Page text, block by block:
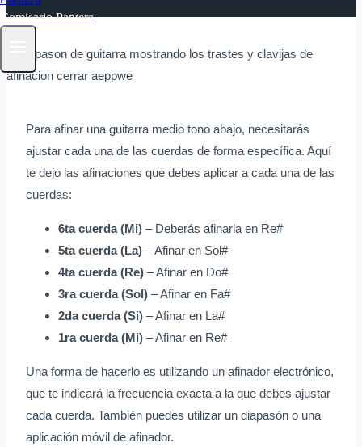
Comisario Pantera
Para afinar una guitarra medio tono abajo, necesitarás
ajustar cada una de las cuerdas de forma específica. Aquí
te dejo las afinaciones que debes aplicar a cada una de las
cuerdas:
6ta cuerda (Mi) – Deberás afinarla en Re#
5ta cuerda (La) – Afinar en Sol#
4ta cuerda (Re) – Afinar en Do#
3ra cuerda (Sol) – Afinar en Fa#
2da cuerda (Si) – Afinar en La#
1ra cuerda (Mi) – Afinar en Re#
Una forma de hacerlo es utilizando un afinador electrónico,
que te indicará la frecuencia exacta a la que debes ajustar
cada cuerda. También puedes utilizar un diapasón o una
aplicación móvil de afinador.